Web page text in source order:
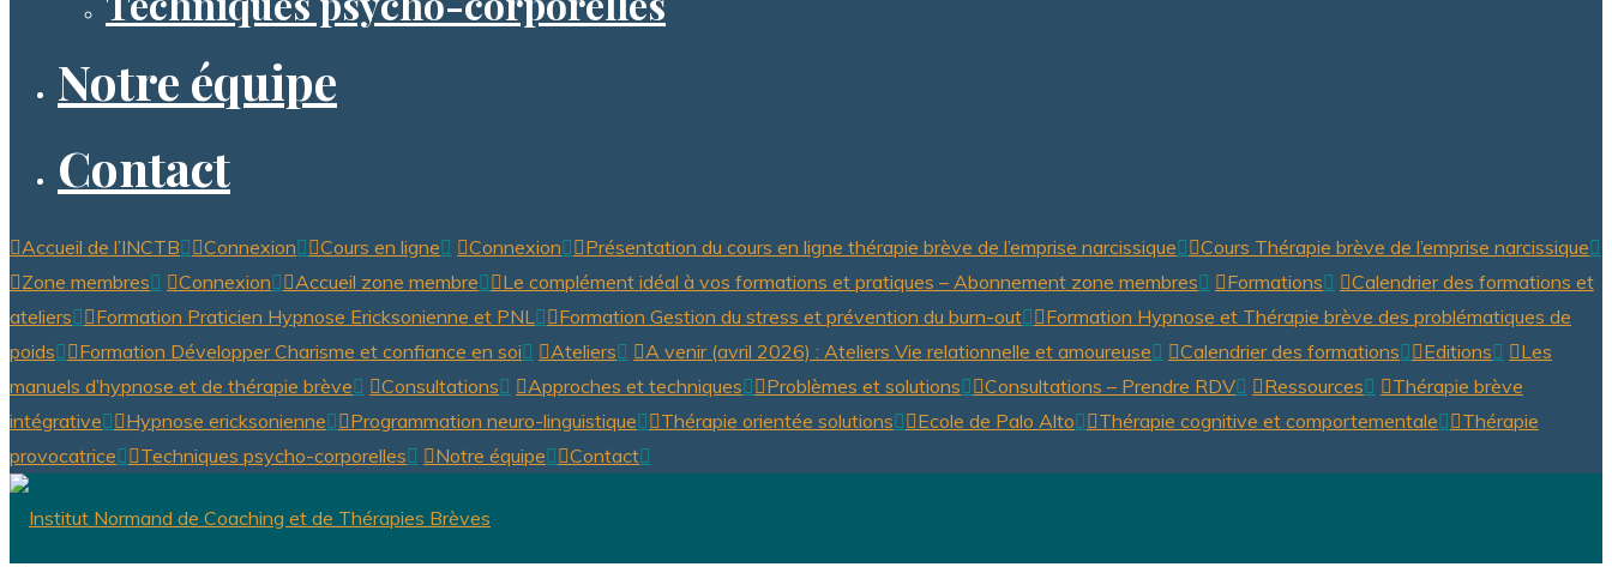
Notre équipe
Contact
Accueil de l’INCTB Connexion Cours en ligne Connexion Présentation du cours en ligne thérapie brève de l’emprise narcissique
Cours Thérapie brève de l’emprise narcissique
Zone membres
Connexion Accueil zone membre Le complément idéal à vos formations et pratiques – Abonnement zone membres Formations
Calendrier des formations et
ateliers
Formation Praticien Hypnose Ericksonienne et PNL Formation Gestion du stress et prévention du burn-out
Formation Hypnose et Thérapie brève des problématiques de
poids
Formation Développer Charisme et confiance en soi Ateliers A venir (avril 2026) : Ateliers Vie relationnelle et amoureuse Calendrier des formations Editions
Les
manuels d’hypnose et de thérapie brève
Consultations Approches et techniques Problèmes et solutions Consultations – Prendre RDV Ressources
Thérapie brève
intégrative
Hypnose ericksonienne Programmation neuro-linguistique Thérapie orientée solutions Ecole de Palo Alto Thérapie cognitive et comportementale
Thérapie
provocatrice
Techniques psycho-corporelles Notre équipe Contact
Thanks for your review!
We are processing it and it will appear on the store soon.